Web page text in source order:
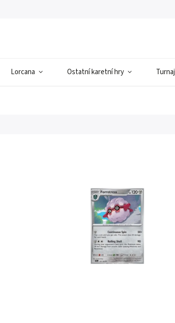
Lorcana Ostatní karetní hry